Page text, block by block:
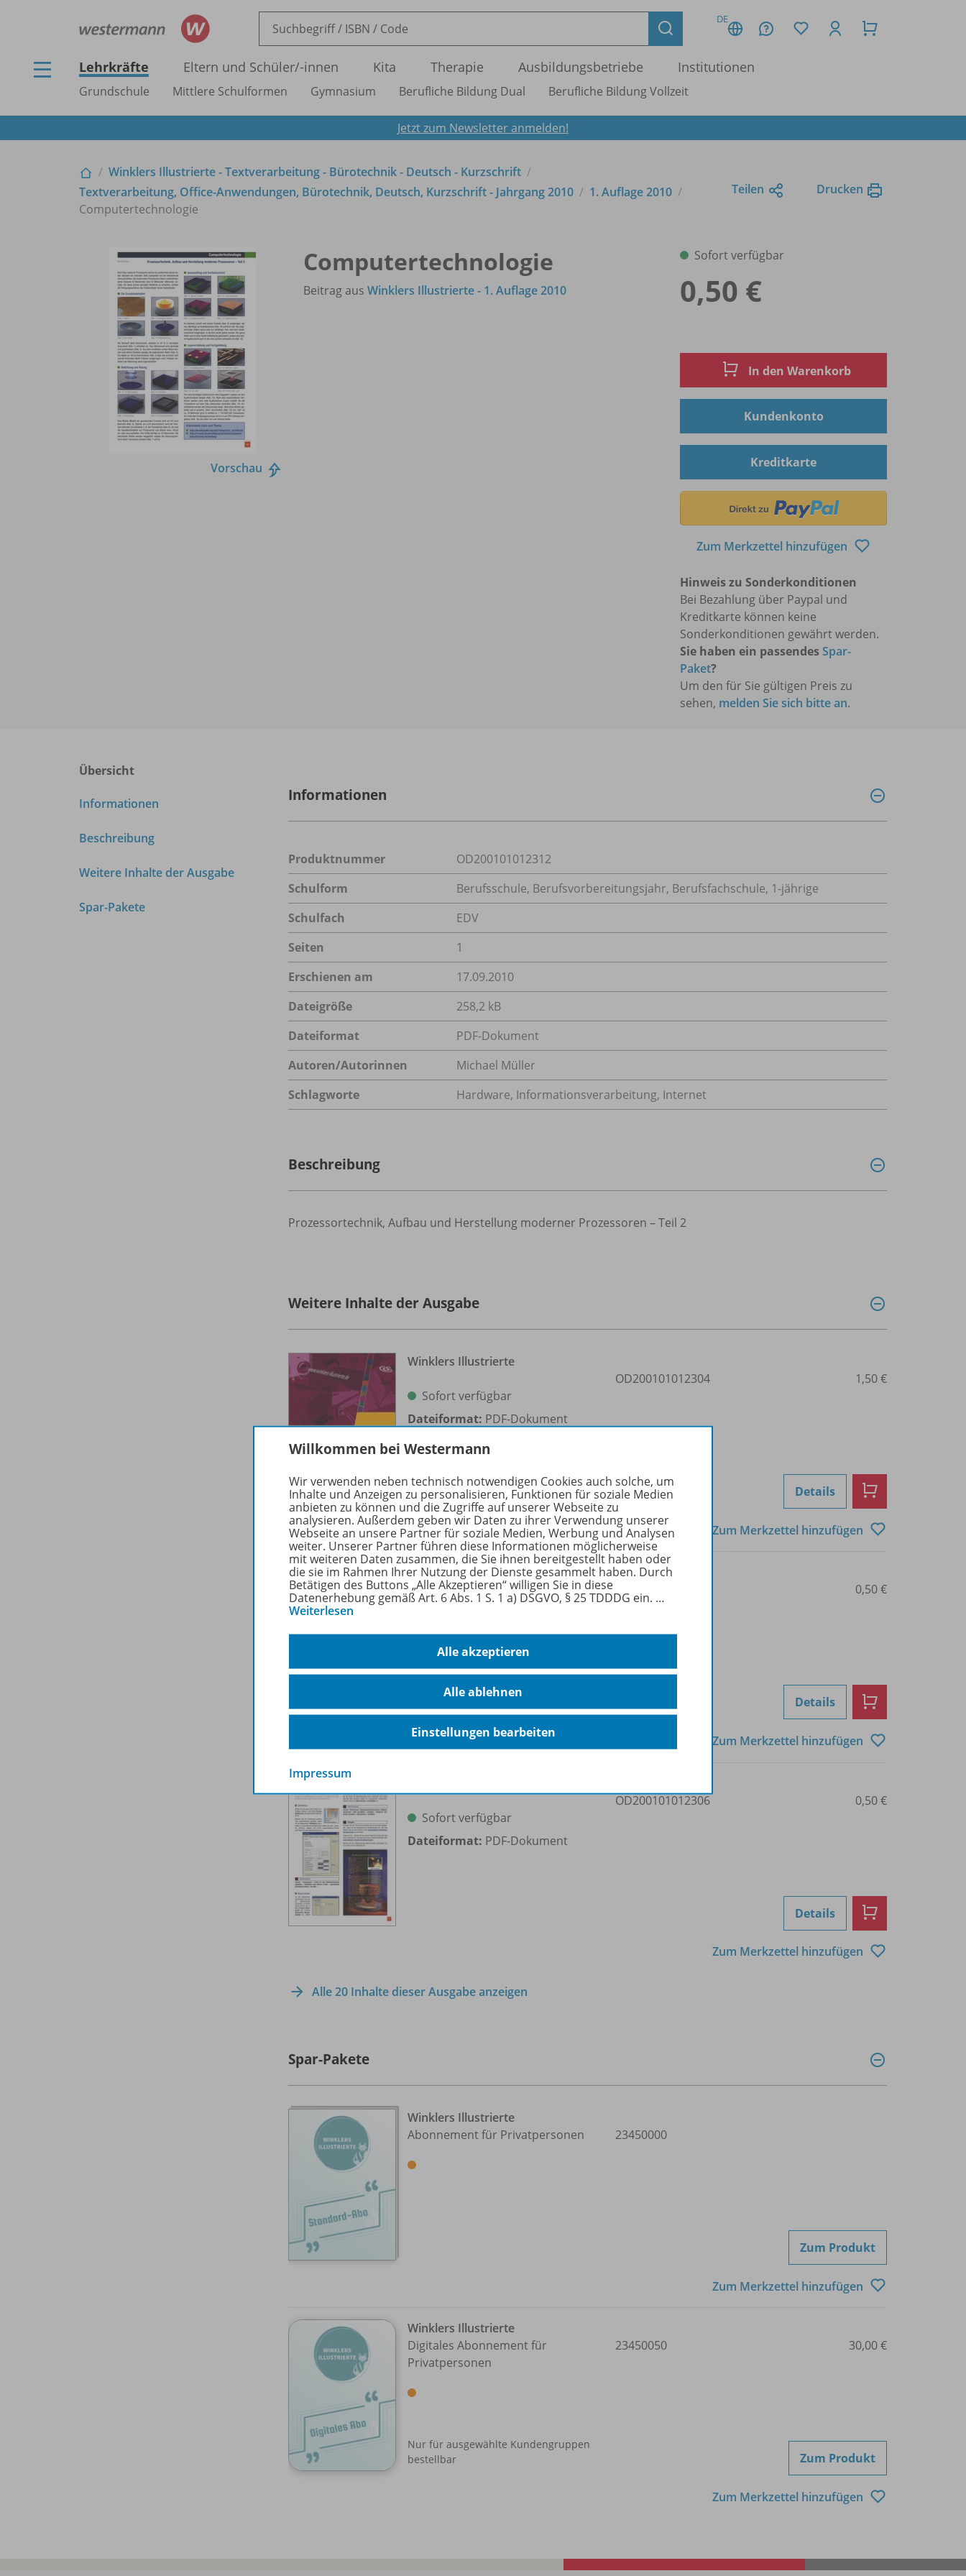
DE
Lehrkräfte Eltern und Schüler/-innen Kita Therapie Ausbildungsbetriebe Institutionen
Grundschule Mittlere Schulformen Gymnasium Berufliche Bildung Dual Berufliche Bildung Vollzeit
Jetzt zum Newsletter anmelden!
Winklers Illustrierte - Textverarbeitung - Bürotechnik - Deutsch - Kurzschrift
Textverarbeitung, Office-Anwendungen, Bürotechnik, Deutsch, Kurzschrift - Jahrgang 2010
1. Auflage 2010
Computertechnologie
Teilen Drucken
Vorschau
Computertechnologie
Beitrag aus Winklers Illustrierte - 1. Auflage 2010
Sofort verfügbar
0,50 €
In den Warenkorb
Kundenkonto
Kreditkarte
Zum Merkzettel hinzufügen
Hinweis zu Sonderkonditionen
Bei Bezahlung über Paypal und
Kreditkarte können keine
Sonderkonditionen gewährt werden.
Sie haben ein passendesSpar-
Paket?
Um den für Sie gültigen Preis zu
sehen, melden Sie sich bitte an.
Übersicht
Informationen
Beschreibung
Weitere Inhalte der Ausgabe
Spar-Pakete
Informationen
Produktnummer
OD200101012312
Schulform
Berufsschule, Berufsvorbereitungsjahr, Berufsfachschule, 1-jährige
Schulfach
EDV
Seiten
1
Erschienen am
17.09.2010
Dateigröße
258,2 kB
Dateiformat
PDF-Dokument
Autoren/Autorinnen
Michael Müller
Schlagworte
Hardware, Informationsverarbeitung, Internet
Beschreibung
Prozessortechnik, Aufbau und Herstellung moderner Prozessoren – Teil 2
Weitere Inhalte der Ausgabe
Winklers Illustrierte
Sofort verfügbar
Dateiformat: PDF-Dokument
OD200101012304 1,50 €
Details
Zum Merkzettel hinzufügen
Word 2010
Sofort verfügbar
0,50 €
Details
Zum Merkzettel hinzufügen
Sofort verfügbar
Dateiformat: PDF-Dokument
OD200101012306 0,50 €
Details
Zum Merkzettel hinzufügen
Alle 20 Inhalte dieser Ausgabe anzeigen
Spar-Pakete
Winklers Illustrierte
Abonnement für Privatpersonen
23450000
Zum Produkt
Zum Merkzettel hinzufügen
Winklers Illustrierte
Digitales Abonnement für
Privatpersonen
Nur für ausgewählte Kundengruppen
bestellbar
23450050 30,00 €
Zum Produkt
Zum Merkzettel hinzufügen
Willkommen bei Westermann
Wir verwenden neben technisch notwendigen Cookies auch solche, um
Inhalte und Anzeigen zu personalisieren, Funktionen für soziale Medien
anbieten zu können und die Zugriffe auf unserer Webseite zu
analysieren. Außerdem geben wir Daten zu ihrer Verwendung unserer
Webseite an unsere Partner für soziale Medien, Werbung und Analysen
weiter. Unserer Partner führen diese Informationen möglicherweise
mit weiteren Daten zusammen, die Sie ihnen bereitgestellt haben oder
die sie im Rahmen Ihrer Nutzung der Dienste gesammelt haben. Durch
Betätigen des Buttons „Alle Akzeptieren“ willigen Sie in diese
Datenerhebung gemäß Art. 6 Abs. 1 S. 1 a) DSGVO, § 25 TDDDG ein. …
Weiterlesen
Alle akzeptieren
Alle ablehnen
Einstellungen bearbeiten
Impressum